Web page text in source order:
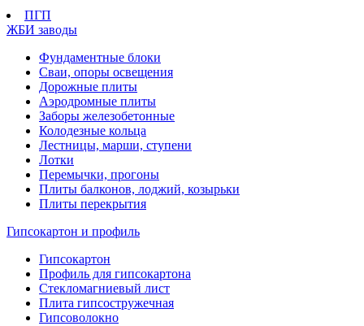
ПГП
ЖБИ заводы
Фундаментные блоки
Сваи, опоры освещения
Дорожные плиты
Аэродромные плиты
Заборы железобетонные
Колодезные кольца
Лестницы, марши, ступени
Лотки
Перемычки, прогоны
Плиты балконов, лоджий, козырьки
Плиты перекрытия
Гипсокартон и профиль
Гипсокартон
Профиль для гипсокартона
Стекломагниевый лист
Плита гипсостружечная
Гипсоволокно